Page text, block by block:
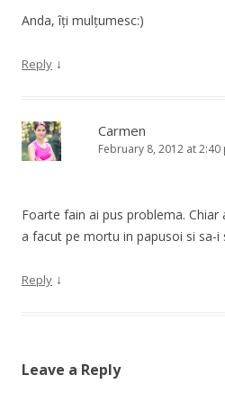
Anda, îți mulțumesc:)
Reply ↓
Carmen
February 8, 2012 at 2:40
Foarte fain ai pus problema. Chiar
a facut pe mortu in papusoi si sa-i
Reply ↓
Leave a Reply